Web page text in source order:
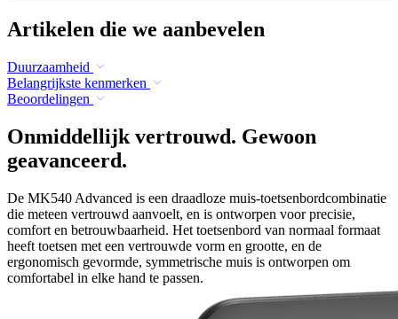
Artikelen die we aanbevelen
Duurzaamheid
Belangrijkste kenmerken
Beoordelingen
Onmiddellijk vertrouwd. Gewoon
geavanceerd.
De MK540 Advanced is een draadloze muis-toetsenbordcombinatie
die meteen vertrouwd aanvoelt, en is ontworpen voor precisie,
comfort en betrouwbaarheid. Het toetsenbord van normaal formaat
heeft toetsen met een vertrouwde vorm en grootte, en de
ergonomisch gevormde, symmetrische muis is ontworpen om
comfortabel in elke hand te passen.